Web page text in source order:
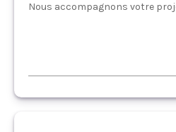
Nous accompagnons votre